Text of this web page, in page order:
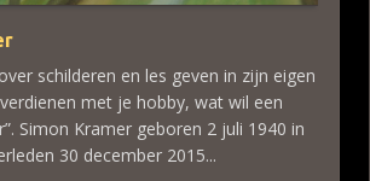
schilderen en les geven in zijn eigen
verdienen met je hobby, wat wil een
Simon Kramer geboren 2 juli 1940 in
30 december 2015...